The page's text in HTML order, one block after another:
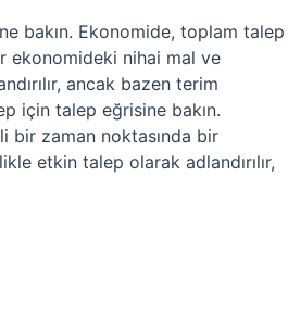
bakın. Ekonomide, toplam talep
ekonomideki nihai mal ve
ancak bazen terim
için talep eğrisine bakın.
bir zaman noktasında bir
etkin talep olarak adlandırılır,